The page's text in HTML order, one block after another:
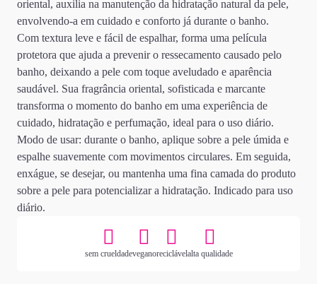
oriental, auxilia na manutenção da hidratação natural da pele,
envolvendo-a em cuidado e conforto já durante o banho.
Com textura leve e fácil de espalhar, forma uma película
protetora que ajuda a prevenir o ressecamento causado pelo
banho, deixando a pele com toque aveludado e aparência
saudável. Sua fragrância oriental, sofisticada e marcante
transforma o momento do banho em uma experiência de
cuidado, hidratação e perfumação, ideal para o uso diário.
Modo de usar: durante o banho, aplique sobre a pele úmida e
espalhe suavemente com movimentos circulares. Em seguida,
enxágue, se desejar, ou mantenha uma fina camada do produto
sobre a pele para potencializar a hidratação. Indicado para uso
diário.
sem crueldadeveganoreciclávelalta qualidade